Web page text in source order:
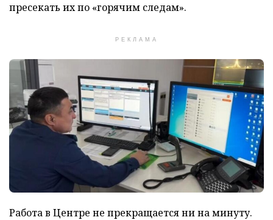
пресекать их по «горячим следам».
РЕКЛАМА
Работа в Центре не прекращается ни на минуту.